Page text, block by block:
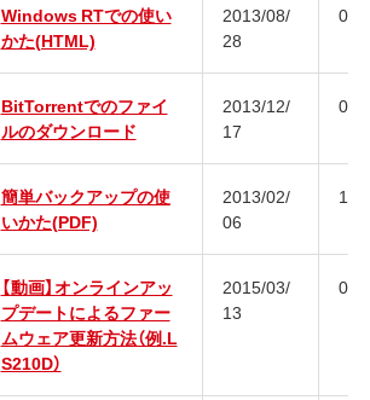
Windows RTでの使い
かた(HTML)
2013/08/
28
01
BitTorrentでのファイ
ルのダウンロード
2013/12/
17
01
簡単バックアップの使
いかた(PDF)
2013/02/
06
12
【動画】オンラインアッ
プデートによるファー
ムウェア更新方法（例.L
S210D）
2015/03/
13
01